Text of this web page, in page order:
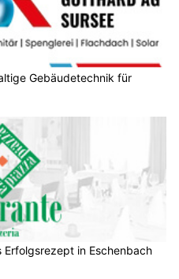
Gebäudetechnik für
Erfolgsrezept in Eschenbach